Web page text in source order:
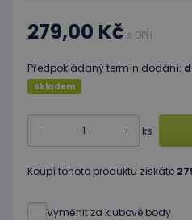
279,00 Kč s DPH
Předpokládaný termín dodání:
Skladem
- + ks
Koupí tohoto produktu získáte
Vyměnit za klubové body